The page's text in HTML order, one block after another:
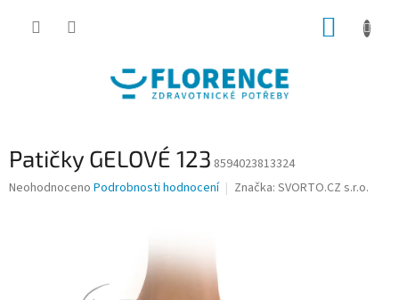
Patičky GELOVÉ 123 8594023813324
Průměrné
Neohodnoceno Podrobnosti hodnocení Značka: SVORTO.CZ s.r.o.